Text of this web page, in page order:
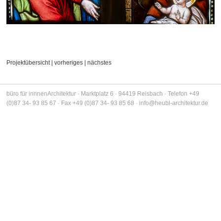
FARB DESIGN
IMPRESSUM
DATENSCHUTZ
Projektübersicht| vorheriges nächstes
büro für innnenArchitektur · Marktplatz 6 · 94419 Reisbach · Telefon +49
(0)87 34- 93 85 67 · Fax +49 (0)87 34- 93 85 68 · info@heubl-architektur.de